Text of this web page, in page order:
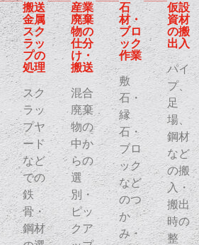
搬送
金属
スク
ラッ
プの
処理
スク
ラッ
プヤ
ード
など
での
鉄
骨・
鋼材
産業
廃棄
物の
仕分
け・
搬送
混合
廃棄
物の
中か
らの
選
別・
ピッ
クア
石
材・
ブロ
ック
作業
敷
石・
縁
石・
ブロ
ック
など
のつ
か
み・
仮設
資材
の搬
出入
パイ
プ、
足
場、
鋼材
など
の搬
入・
搬出
時の
整